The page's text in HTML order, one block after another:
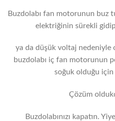
Buzdolabı fan motorunun buz
elektriğinin sürekli
ya da düşük voltaj nedeniyle
buzdolabı iç fan motorunun
soğuk olduğu için
Çözüm
Buzdolabınızı kapatın.